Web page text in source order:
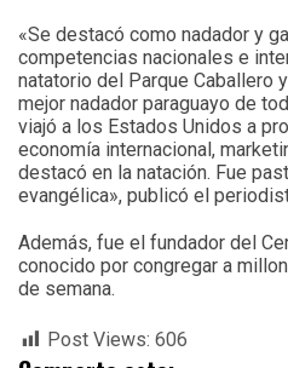
«Se destacó como nadador y
competencias nacionales e
natatorio del Parque Caballero
mejor nadador paraguayo de
viajó a los Estados Unidos a
economía internacional,
destacó en la natación. Fue
evangélica», publicó el
Además, fue el fundador del
conocido por congregar a
de semana.
Post Views: 606